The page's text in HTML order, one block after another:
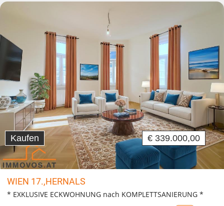
Kaufen € 339.000,00
WIEN 17.,HERNALS
* EXKLUSIVE ECKWOHNUNG nach KOMPLETTSANIERUNG *